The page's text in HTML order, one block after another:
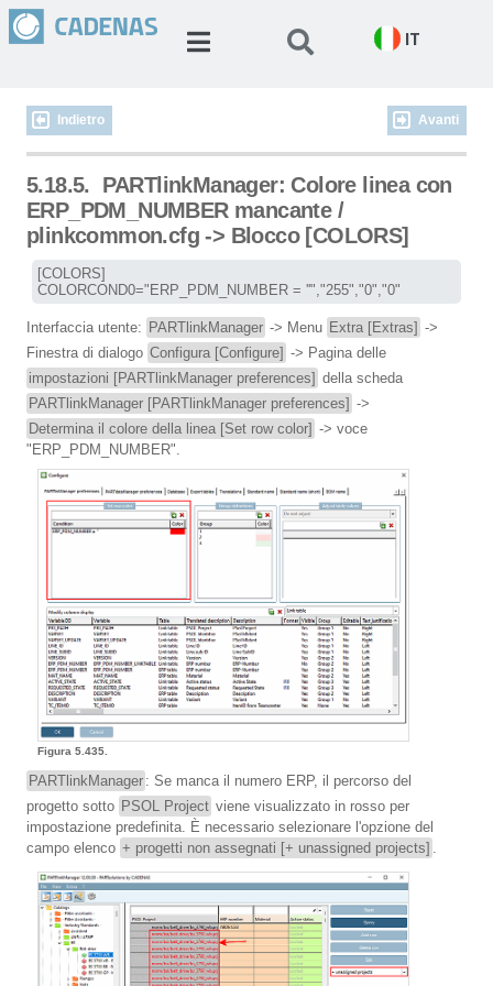
IT
Indietro Avanti
5.18.5. PARTlinkManager: Colore linea con
ERP_PDM_NUMBER mancante /
plinkcommon.cfg -> Blocco [COLORS]
[COLORS]
COLORCOND0="ERP_PDM_NUMBER = ''","255","0","0"
Interfaccia utente: PARTlinkManager -> Menu Extra [Extras] ->
Finestra di dialogo Configura [Configure] -> Pagina delle
impostazioni [PARTlinkManager preferences] della scheda
PARTlinkManager [PARTlinkManager preferences] ->
Determina il colore della linea [Set row color] -> voce
"ERP_PDM_NUMBER".
Figura 5.435.
PARTlinkManager : Se manca il numero ERP, il percorso del
progetto sotto PSOL Project viene visualizzato in rosso per
impostazione predefinita. È necessario selezionare l'opzione del
campo elenco + progetti non assegnati [+ unassigned projects]